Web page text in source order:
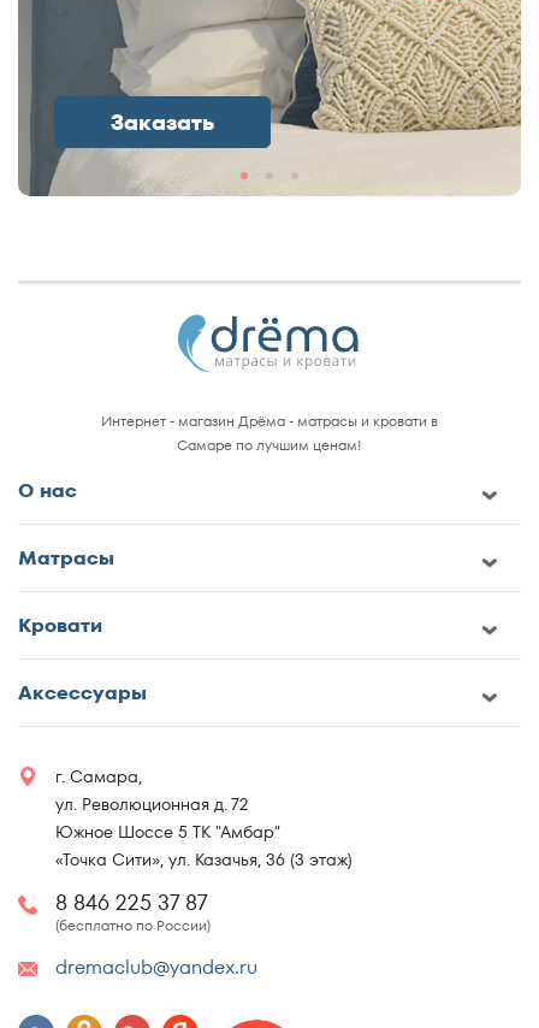
Заказать
Интернет - магазин Дрёма - матрасы и кровати в
Самаре по лучшим ценам!
О нас
Матрасы
Кровати
Аксессуары
г. Самара,
ул. Революционная д. 72
Южное Шоссе 5 ТК "Амбар"
«Точка Сити», ул. Казачья, 36 (3 этаж)
8 846 225 37 87
(бесплатно по России)
dremaclub@yandex.ru